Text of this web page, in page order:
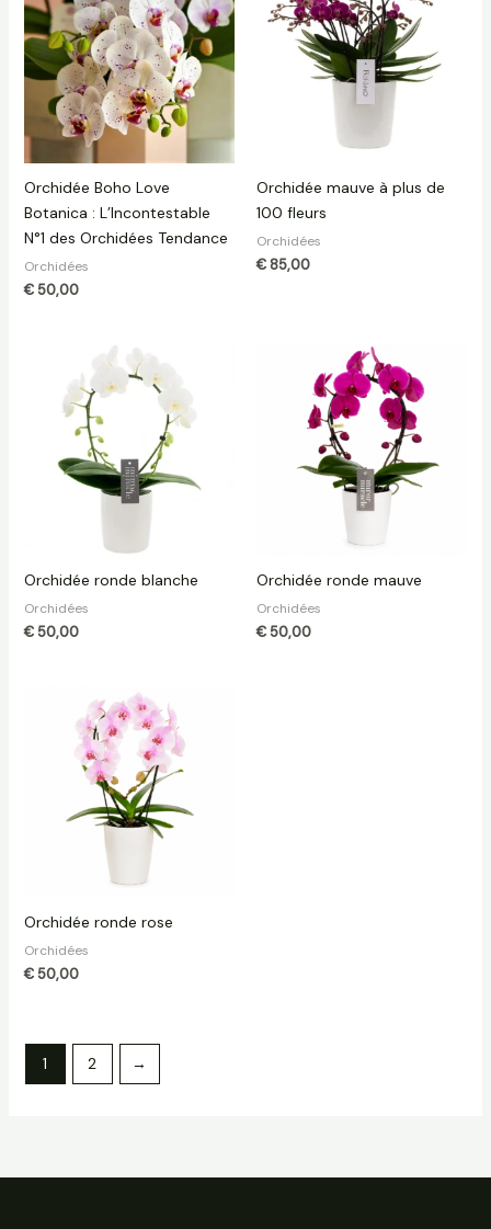
Orchidée Boho Love
Botanica : L’Incontestable
N°1 des Orchidées Tendance
Orchidées
€50,00
Orchidée mauve à plus de
100 fleurs
Orchidées
€85,00
Orchidée ronde blanche
Orchidées
€50,00
Orchidée ronde mauve
Orchidées
€ 50,00
Orchidée ronde rose
Orchidées
€50,00
1 2 →